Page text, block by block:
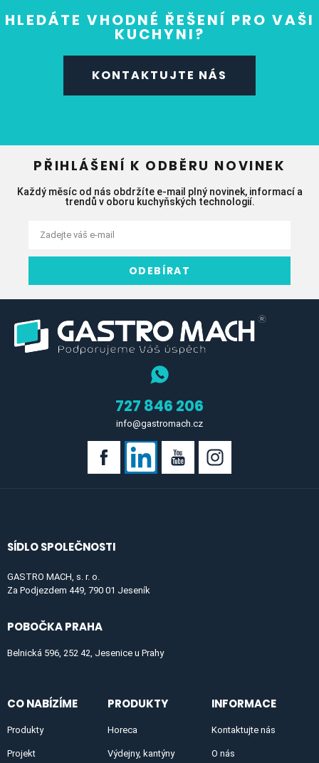
HLEDÁTE VHODNÉ ŘEŠENÍ PRO VAŠI
KUCHYNI?
KONTAKTUJTE NÁS
PŘIHLÁŠENÍ K ODBĚRU NOVINEK
Každý měsíc od nás obdržíte e-mail plný novinek, informací a
trendů v oboru kuchyňských technologií.
ODEBÍRAT
727 846 206
info@gastromach.cz
SÍDLO SPOLEČNOSTI
GASTRO MACH, s. r. o.
Za Podjezdem 449, 790 01 Jeseník
POBOČKA PRAHA
Belnická 596, 252 42, Jesenice u Prahy
CO NABÍZÍME
Produkty
Projekt
PRODUKTY
Horeca
Výdejny, kantýny
INFORMACE
Kontaktujte nás
O nás